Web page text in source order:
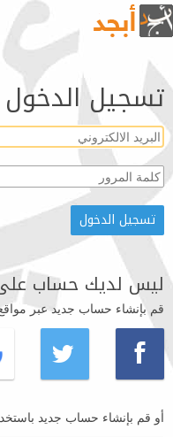
تسجيل الدخول
ليس لديك حساب
قم بإنشاء حساب جديد عبر مواقع
أو قم بإنشاء حساب جديد